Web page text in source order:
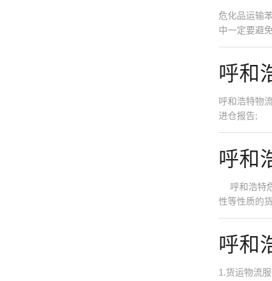
危化品运输
中一定要避
呼和
呼和浩特物
进仓报告; 2
呼和
呼和浩特
性等性质的
呼和
1.货运物流